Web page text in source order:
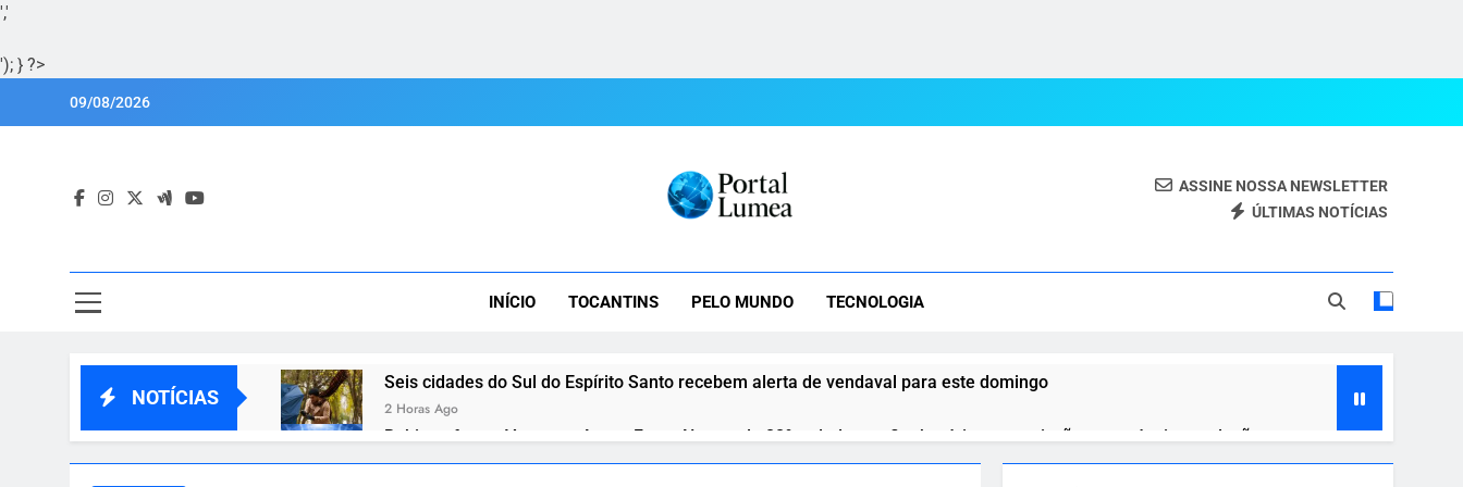
','
'); } ?>
09/08/2026
ASSINE NOSSA NEWSLETTER
ÚLTIMAS NOTÍCIAS
INÍCIO TOCANTINS PELO MUNDO TECNOLOGIA
NOTÍCIAS
Seis cidades do Sul do Espírito Santo recebem alerta de vendaval para este domingo
2 Horas Ago
Bahia enfrenta Vasco na Arena Fonte Nova pela 22ª rodada; confira horário, transmissão e prováveis escalações
2 Horas Ago